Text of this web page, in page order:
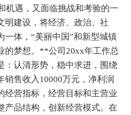
机遇，又面临挑战和考验的一
明建设，将经济、政治、社
一体，“美丽中国”和新型城镇
的梦想。**公司20xx年工作总
：认清形势，稳中求进，围绕
销售收入10000万元，净利润
经营指标，经营目标和主营业
产品结构，创新经营模式。在